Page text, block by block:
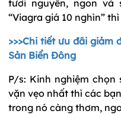
tươi nguyên, ngon và
“Viagra giá 10 nghìn”
>>>Chi tiết ưu đãi giảm
Sản Biển Đông
P/s: Kinh nghiệm
vặn vẹo nhất thì các
trong nó càng thơm,